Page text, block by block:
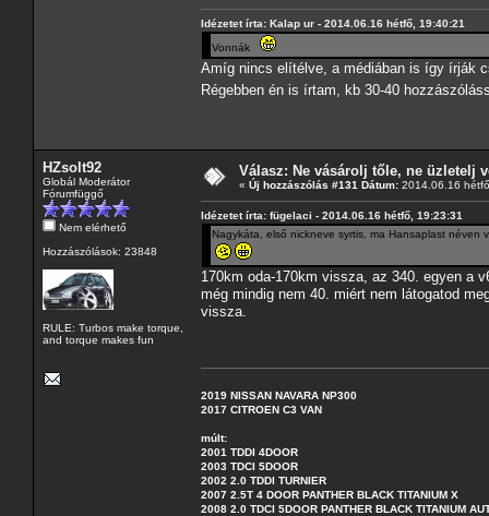
Idézetet írta: Kalap ur - 2014.06.16 hétfő, 19:40:21
Vonnák
Amíg nincs elítélve, a médiában is így írják
Régebben én is írtam, kb 30-40
HZsolt92
Globál Moderátor
Fórumfüggő
Nem elérhető
Hozzászólások: 23848
RULE: Turbos make torque,
and torque makes fun
Válasz: Ne vásárolj tőle, ne üzletelj
« Új hozzászólás #131 Dátum: 2014.06.16
Idézetet írta: fügelaci - 2014.06.16 hétfő, 19:23:31
Nagykáta, első nickneve syrtis, ma Hansaplast néven
170km oda-170km vissza, az 340. egyen a
még mindig nem 40. miért nem látogatod
vissza.
2019 NISSAN NAVARA NP300
2017 CITROEN C3 VAN
múlt:
2001 TDDI 4DOOR
2003 TDCI 5DOOR
2002 2.0 TDDI TURNIER
2007 2.5T 4 DOOR PANTHER BLACK TITANIUM X
2008 2.0 TDCI 5DOOR PANTHER BLACK TITANIUM